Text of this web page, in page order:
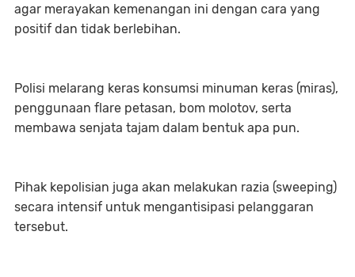
agar merayakan kemenangan ini dengan cara yang
positif dan tidak berlebihan.
Polisi melarang keras konsumsi minuman keras (miras),
penggunaan flare petasan, bom molotov, serta
membawa senjata tajam dalam bentuk apa pun.
Pihak kepolisian juga akan melakukan razia (sweeping)
secara intensif untuk mengantisipasi pelanggaran
tersebut.